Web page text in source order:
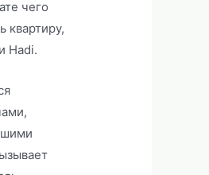
чего
квартиру,
Hadi.